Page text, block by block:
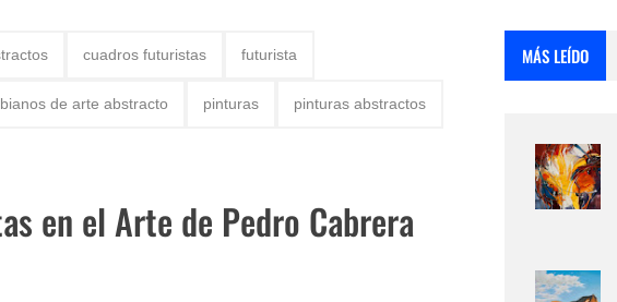
Biryulina Vita
Bellas del Mundo
cuadros futuristas futurista
de arte abstracto pinturas pinturas abstractos
en el Arte de Pedro Cabrera
MÁS LEÍDO